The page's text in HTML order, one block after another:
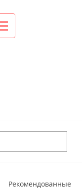
Рекомендованные